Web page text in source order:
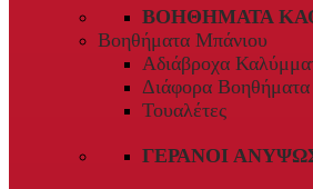
ΒΟΗΘΉΜΑΤΑ
Βοηθήματα Μπάνιου
Αδιάβροχα
Διάφορα
Τουαλέτες
ΓΕΡΑΝΟΊ